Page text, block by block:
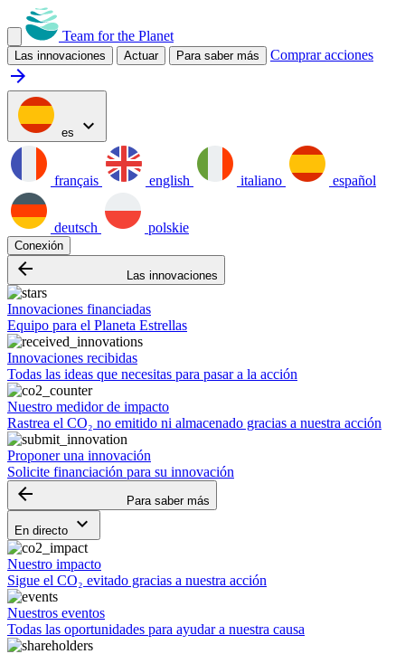
Team for the Planet
Las innovaciones Actuar Para saber más Comprar acciones
arrow_forward
es expand_more
français english italiano español
deutsch polskie
Conexión
arrow_backward Las innovaciones
Innovaciones financiadas
Equipo para el Planeta Estrellas
Innovaciones recibidas
Todas las ideas que necesitas para pasar a la acción
Nuestro medidor de impacto
Rastrea el CO₂ no emitido ni almacenado gracias a nuestra acción
Proponer una innovación
Solicite financiación para su innovación
arrow_backward Para saber más
En directo keyboard_arrow_down
Nuestro impacto
Sigue el CO₂ evitado gracias a nuestra acción
Nuestros eventos
Todas las oportunidades para ayudar a nuestra causa